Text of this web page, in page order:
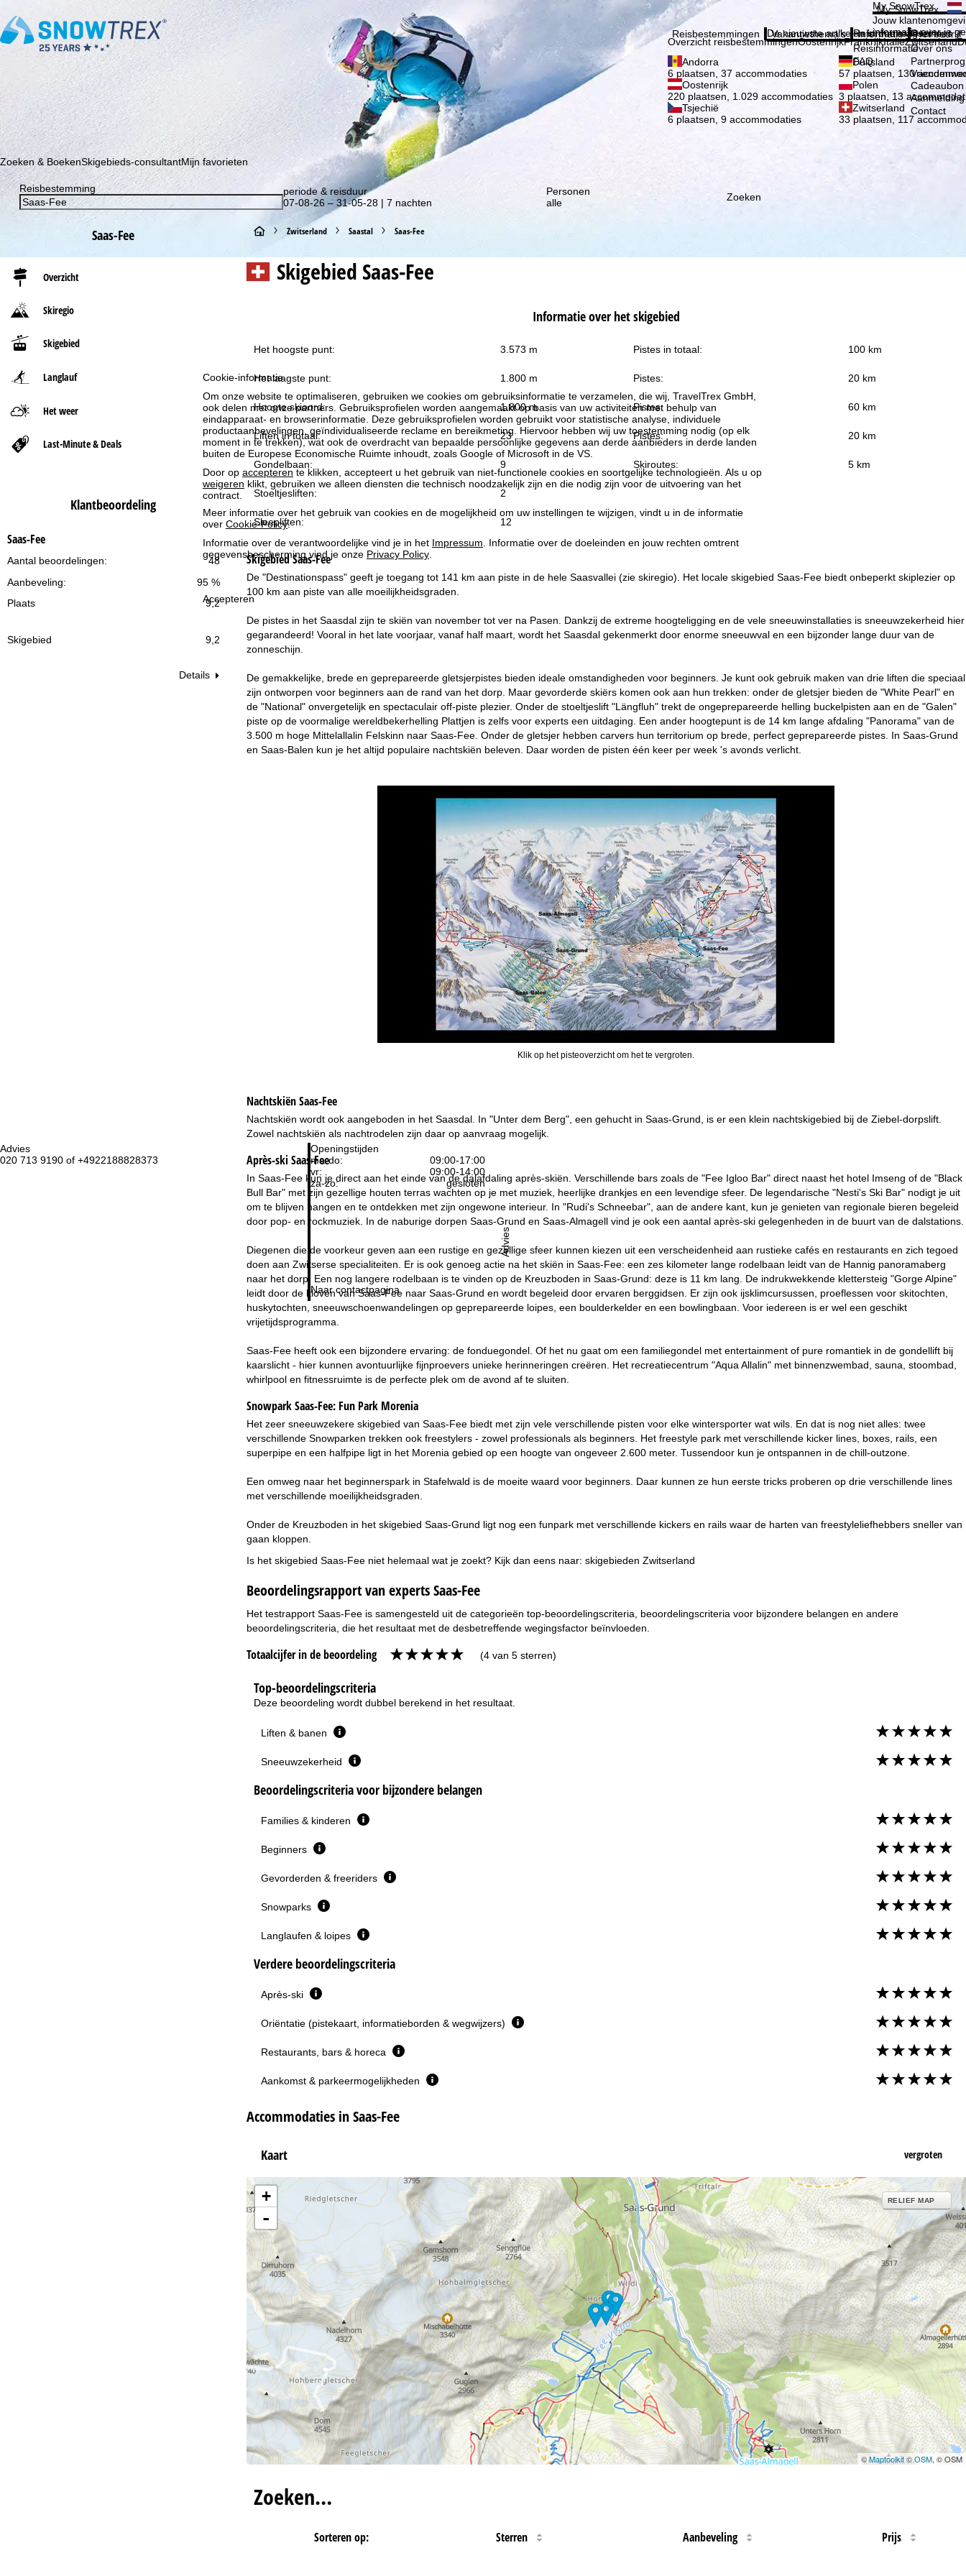
Cookie-informatie
Om onze website te optimaliseren, gebruiken we cookies om gebruiksinformatie te verzamelen, die wij, TravelTrex GmbH,
ook delen met onze partners. Gebruiksprofielen worden aangemaakt op basis van uw activiteiten met behulp van
eindapparaat- en browserinformatie. Deze gebruiksprofielen worden gebruikt voor statistische analyse, individuele
productaanbevelingen, geïndividualiseerde reclame en bereikmeting. Hiervoor hebben wij uw toestemming nodig (op elk
moment in te trekken), wat ook de overdracht van bepaalde persoonlijke gegevens aan derde aanbieders in derde landen
buiten de Europese Economische Ruimte inhoudt, zoals Google of Microsoft in de VS.
Door op accepteren te klikken, accepteert u het gebruik van niet-functionele cookies en soortgelijke technologieën. Als u op
weigeren klikt, gebruiken we alleen diensten die technisch noodzakelijk zijn en die nodig zijn voor de uitvoering van het
contract.
Meer informatie over het gebruik van cookies en de mogelijkheid om uw instellingen te wijzigen, vindt u in de informatie
over Cookie-Policy.
Informatie over de verantwoordelijke vind je in het Impressum. Informatie over de doeleinden en jouw rechten omtrent
gegevensbescherming vind je onze Privacy Policy.
Accepteren
Advies
020 713 9190 of +4922188828373
Openingstijden
ma-do:
09:00-17:00
vr:
09:00-14:00
za-zo:
gesloten
Naar contactpagina
Advies
Schrijf je in voor onze nieuwsbrief en wees als eerste op de hoogte van onze kortingsacties!
My SnowTrex
My SnowTrex
Jouw
informatie over je
Reisbestemmingen
Overzicht reisbestemmingenOostenrijkFrankrijkItaliëZwitserland
Andorra
6 plaatsen, 37 accommodaties
Duitsland
57 plaatsen, 130
Oostenrijk
220 plaatsen, 1.029 accommodaties
Polen
3 plaatsen, 13
Tsjechië
6 plaatsen, 9 accommodaties
Zwitserland
33 plaatsen, 117
Vakantiethema's
De nieuwste artikelen in ons magazine
Informatie
Reisinformatie
Reisinformatie
FAQ
Het bedrijf
Over ons
Over ons
Cadeaubon
Contact
Zoeken & BoekenSkigebieds-consultantMijn favorieten
Reisbestemming
periode & reisduur
07-08-26 – 31-05-28 | 7 nachten
Personen
alle
Zoeken
Saas-Fee
Overzicht
Skiregio
Skigebied
Langlauf
Het weer
Last-Minute & Deals
Klantbeoordeling
Saas-Fee
48
Aantal beoordelingen:
95 %
Aanbeveling:
Plaats
9,2
Skigebied 9,2
Details
S
t
t
p
a
g
i
n
a
Zwitserland Saastal Saas-Fee
Skigebied Saas-Fee
Informatie over het skigebied
Het hoogste punt: 3.573 m Pistes in totaal: 100 km
Het laagste punt: 1.800 m Pistes: 20 km
Hoogte skioord: 1.800 m Pistes: 60 km
Liften in totaal: 23 Pistes: 20 km
Gondelbaan: 9 Skiroutes: 5 km
Stoeltjesliften: 2
Sleepliften: 12
SkigebiedSaas-Fee
De "Destinationspass" geeft je toegang tot 141 km aan piste in de hele Saasvallei (zie skiregio). Het locale skigebied Saas-Fee biedt onbeperkt skiplezier op
100 km aan piste van alle moeilijkheidsgraden.
De pistes in het Saasdal zijn te skiën van november tot ver na Pasen. Dankzij de extreme hoogteligging en de vele sneeuwinstallaties is sneeuwzekerheid hier
gegarandeerd! Vooral in het late voorjaar, vanaf half maart, wordt het Saasdal gekenmerkt door enorme sneeuwval en een bijzonder lange duur van de
zonneschijn.
De gemakkelijke, brede en geprepareerde gletsjerpistes bieden ideale omstandigheden voor beginners. Je kunt ook gebruik maken van drie liften die speciaal
zijn ontworpen voor beginners aan de rand van het dorp. Maar gevorderde skiërs komen ook aan hun trekken: onder de gletsjer bieden de "White Pearl" en
de "National" onvergetelijk en spectaculair off-piste plezier. Onder de stoeltjeslift "Längfluh" trekt de ongeprepareerde helling buckelpisten aan en de "Galen"
piste op de voormalige wereldbekerhelling Plattjen is zelfs voor experts een uitdaging. Een ander hoogtepunt is de 14 km lange afdaling "Panorama" van de
3.500 m hoge Mittelallalin Felskinn naar Saas-Fee. Onder de gletsjer hebben carvers hun territorium op brede, perfect geprepareerde pistes. In Saas-Grund
en Saas-Balen kun je het altijd populaire nachtskiën beleven. Daar worden de pisten één keer per week 's avonds verlicht.
Klik op het pisteoverzicht om het te vergroten.
NachtskiënSaas-Fee
Nachtskiën wordt ook aangeboden in het Saasdal. In "Unter dem Berg", een gehucht in Saas-Grund, is er een klein nachtskigebied bij de Ziebel-dorpslift.
Zowel nachtskiën als nachtrodelen zijn daar op aanvraag mogelijk.
Après-ski Saas-Fee
In Saas-Fee kun je direct aan het einde van de dalafdaling après-skiën. Verschillende bars zoals de "Fee Igloo Bar" direct naast het hotel Imseng of de "Black
Bull Bar" met zijn gezellige houten terras wachten op je met muziek, heerlijke drankjes en een levendige sfeer. De legendarische "Nesti's Ski Bar" nodigt je uit
om te blijven hangen en te ontdekken met zijn ongewone interieur. In "Rudi's Schneebar", aan de andere kant, kun je genieten van regionale bieren begeleid
door pop- en rockmuziek. In de naburige dorpen Saas-Grund en Saas-Almagell vind je ook een aantal après-ski gelegenheden in de buurt van de dalstations.
Diegenen die de voorkeur geven aan een rustige en gezellige sfeer kunnen kiezen uit een verscheidenheid aan rustieke cafés en restaurants en zich tegoed
doen aan Zwitserse specialiteiten. Er is ook genoeg actie na het skiën in Saas-Fee: een zes kilometer lange rodelbaan leidt van de Hannig panoramaberg
naar het dorp. Een nog langere rodelbaan is te vinden op de Kreuzboden in Saas-Grund: deze is 11 km lang. De indrukwekkende klettersteig "Gorge Alpine"
leidt door de kloven van Saas-Fee naar Saas-Grund en wordt begeleid door ervaren berggidsen. Er zijn ook ijsklimcursussen, proeflessen voor skitochten,
huskytochten, sneeuwschoenwandelingen op geprepareerde loipes, een boulderkelder en een bowlingbaan. Voor iedereen is er wel een geschikt
vrijetijdsprogramma.
Saas-Fee heeft ook een bijzondere ervaring: de fonduegondel. Of het nu gaat om een familiegondel met entertainment of pure romantiek in de gondellift bij
kaarslicht - hier kunnen avontuurlijke fijnproevers unieke herinneringen creëren. Het recreatiecentrum "Aqua Allalin" met binnenzwembad, sauna, stoombad,
whirlpool en fitnessruimte is de perfecte plek om de avond af te sluiten.
Snowpark Saas-Fee: Fun Park Morenia
Het zeer sneeuwzekere skigebied van Saas-Fee biedt met zijn vele verschillende pisten voor elke wintersporter wat wils. En dat is nog niet alles: twee
verschillende Snowparken trekken ook freestylers - zowel professionals als beginners. Het freestyle park met verschillende kicker lines, boxes, rails, een
superpipe en een halfpipe ligt in het Morenia gebied op een hoogte van ongeveer 2.600 meter. Tussendoor kun je ontspannen in de chill-outzone.
Een omweg naar het beginnerspark in Stafelwald is de moeite waard voor beginners. Daar kunnen ze hun eerste tricks proberen op drie verschillende lines
met verschillende moeilijkheidsgraden.
Onder de Kreuzboden in het skigebied Saas-Grund ligt nog een funpark met verschillende kickers en rails waar de harten van freestyleliefhebbers sneller van
gaan kloppen.
Is het skigebied Saas-Fee niet helemaal wat je zoekt? Kijk dan eens naar: skigebieden Zwitserland
Beoordelingsrapport van experts Saas-Fee
Het testrapport Saas-Fee is samengesteld uit de categorieën top-beoordelingscriteria, beoordelingscriteria voor bijzondere belangen en andere
beoordelingscriteria, die het resultaat met de desbetreffende wegingsfactor beïnvloeden.
Totaalcijfer in de beoordeling (4 van 5 sterren)
Top-beoordelingscriteria
Deze beoordeling wordt dubbel berekend in het resultaat.
Liften & banen
Sneeuwzekerheid
Beoordelingscriteria voor bijzondere belangen
Families & kinderen
Beginners
Gevorderden & freeriders
Snowparks
Langlaufen & loipes
Verdere beoordelingscriteria
Après-ski
Oriëntatie (pistekaart, informatieborden & wegwijzers)
Restaurants, bars & horeca
Aankomst & parkeermogelijkheden
Accommodaties in Saas-Fee
Kaart vergroten
+
-
RELIEF MAP
©Maptoolkit©OSM, © OSM
Zoeken…
Sorteren op: Sterren Aanbeveling Prijs